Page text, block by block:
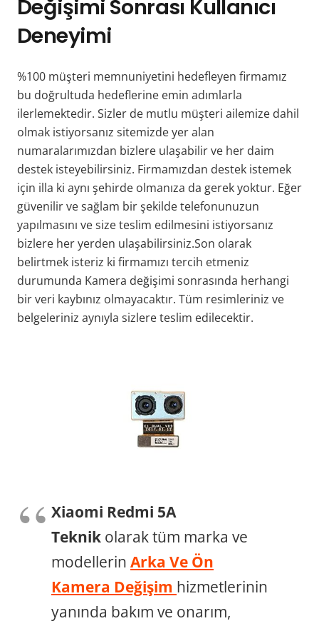
Değişimi Sonrası Kullanıcı
Deneyimi
%100 müşteri memnuniyetini hedefleyen firmamız
bu doğrultuda hedeflerine emin adımlarla
ilerlemektedir. Sizler de mutlu müşteri ailemize dahil
olmak istiyorsanız sitemizde yer alan
numaralarımızdan bizlere ulaşabilir ve her daim
destek isteyebilirsiniz. Firmamızdan destek istemek
için illa ki aynı şehirde olmanıza da gerek yoktur. Eğer
güvenilir ve sağlam bir şekilde telefonunuzun
yapılmasını ve size teslim edilmesini istiyorsanız
bizlere her yerden ulaşabilirsiniz.Son olarak
belirtmek isteriz ki firmamızı tercih etmeniz
durumunda Kamera değişimi sonrasında herhangi
bir veri kaybınız olmayacaktır. Tüm resimleriniz ve
belgeleriniz aynıyla sizlere teslim edilecektir.
Xiaomi Redmi 5A
Teknik olarak tüm marka ve
modellerin Arka Ve Ön
Kamera Değişim hizmetlerinin
yanında bakım ve onarım,